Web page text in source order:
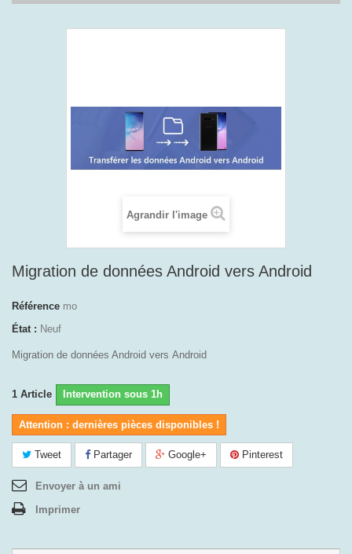
Agrandir l'image
Migration de données Android vers Android
Référence mo
État : Neuf
Migration de données Android vers Android
1 Article Intervention sous 1h
Attention : dernières pièces disponibles !
Tweet Partager Google+ Pinterest
Envoyer à un ami
Imprimer